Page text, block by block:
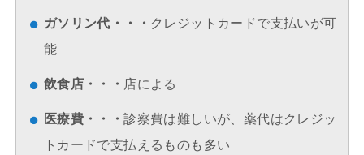
ガソリン代・・・ クレジットカードで支払いが可
能
飲食店・・・ 店による
医療費・・・診察費は難しいが、薬代はクレジッ
トカードで支払えるものも多い